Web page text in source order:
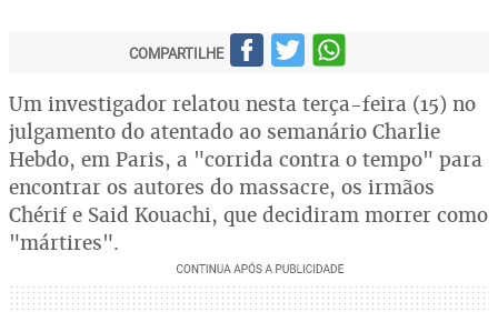
COMPARTILHE
Um investigador relatou nesta terça-feira (15) no
julgamento do atentado ao semanário Charlie
Hebdo, em Paris, a "corrida contra o tempo" para
encontrar os autores do massacre, os irmãos
Chérif e Said Kouachi, que decidiram morrer como
"mártires".